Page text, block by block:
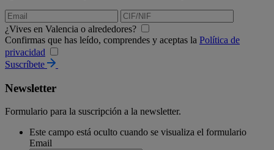
¿Vives en Valencia o alrededores?
Confirmas que has leído, comprendes y aceptas la Política de
privacidad
Suscríbete
Newsletter
Formulario para la suscripción a la newsletter.
Este campo está oculto cuando se visualiza el formulario
Email